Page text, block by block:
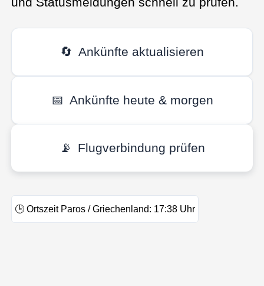
🔄 Ankünfte aktualisieren
📅 Ankünfte heute & morgen
📡 Flugverbindung prüfen
🕒 Ortszeit Paros / Griechenland: 17:38 Uhr